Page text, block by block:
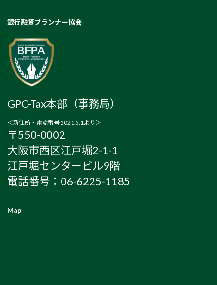
銀行融資プランナー協会
GPC-Tax本部（事務局）
＜新住所・電話番号 2021.5.1より＞
〒550-0002
大阪市西区江戸堀2-1-1
江戸堀センタービル9階
電話番号：06-6225-1185
Map